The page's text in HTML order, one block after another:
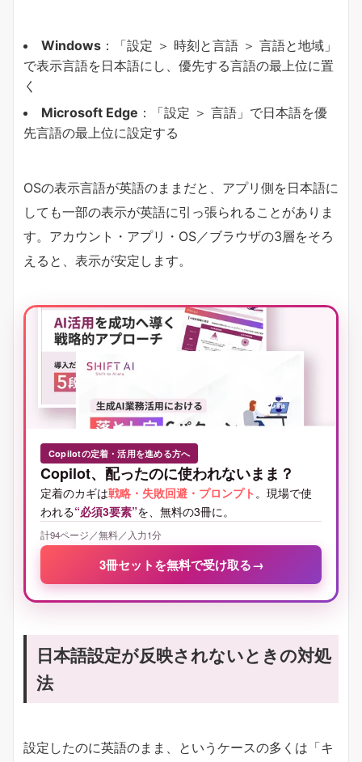
Windows ​：「設定 ＞ 時刻と言語 ＞ 言語と地域」
で表示言語を日本語にし、優先する言語の最上位に置
く
Microsoft Edge ​：「設定 ＞ 言語」で日本語を優
先言語の最上位に設定する
OSの表示言語が英語のままだと、アプリ側を日本語に
しても一部の表示が英語に引っ張られることがありま
す。アカウント・アプリ・OS／ブラウザの3層をそろ
えると、表示が安定します。
Copilotの定着・活用を進める方へ
Copilot、配ったのに使われないまま？
定着のカギは戦略・失敗回避・プロンプト 。現場で使
われる“必須3要素”を、無料の3冊に。
計94ページ／無料／入力1分
3冊セットを無料で受け取る →
日本語設定が反映されないときの対処
法
設定したのに英語のまま、というケースの多くは「キ